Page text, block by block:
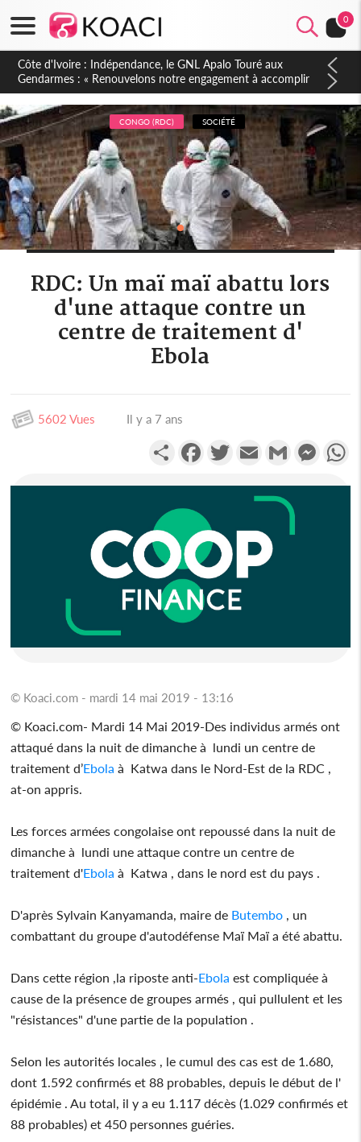
0
Sierra Leone : Un projet de réforme constitutionnelle en
gestation, points clés des amendements, un exclu d'avance
CONGO (RDC) SOCIÉTÉ
RDC: Un maï maï abattu lors
d'une attaque contre un
centre de traitement d'
Ebola
5602 Vues Il y a 7 ans
PartagerFacebookTwitterEmail Gmail
© Koaci.com - mardi 14 mai 2019 - 13:16
© Koaci.com- Mardi 14 Mai 2019-Des individus armés ont
attaqué dans la nuit de dimanche à lundi un centre de
traitement d’Ebola à Katwa dans le Nord-Est de la RDC ,
at-on appris.
Les forces armées congolaise ont repoussé dans la nuit de
dimanche à lundi une attaque contre un centre de
traitement d'Ebola à Katwa , dans le nord est du pays .
D'après Sylvain Kanyamanda, maire de Butembo , un
combattant du groupe d'autodéfense Maï Maï a été abattu.
Dans cette région ,la riposte anti-Ebola est compliquée à
cause de la présence de groupes armés , qui pullulent et les
"résistances" d'une partie de la population .
Selon les autorités locales , le cumul des cas est de 1.680,
dont 1.592 confirmés et 88 probables, depuis le début de l'
épidémie . Au total, il y a eu 1.117 décès (1.029 confirmés et
88 probables) et 450 personnes guéries.